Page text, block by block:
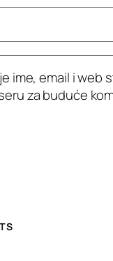
ime, email i web
za buduće